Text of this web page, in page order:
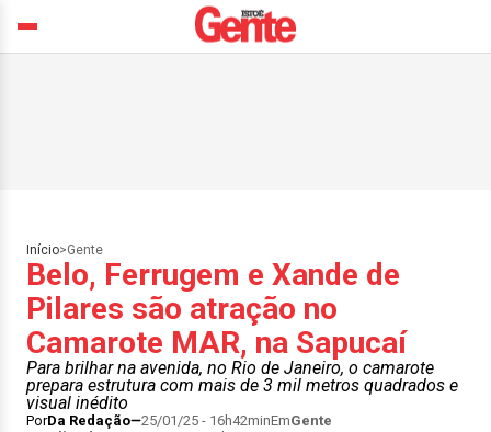
Início>Gente
Belo, Ferrugem e Xande de
Pilares são atração no
Camarote MAR, na Sapucaí
Para brilhar na avenida, no Rio de Janeiro, o camarote
prepara estrutura com mais de 3 mil metros quadrados e
visual inédito
PorDa Redação 25/01/25 - 16h42minEmGente